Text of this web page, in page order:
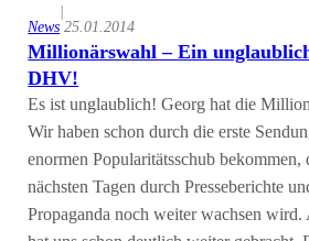
News
|
25.01.2014
Millionärswahl – Ein
DHV!
Es ist unglaublich! Georg hat die
Wir haben schon durch die erste
enormen Popularitätsschub
nächsten Tagen durch Presseberichte
Propaganda noch weiter wachsen